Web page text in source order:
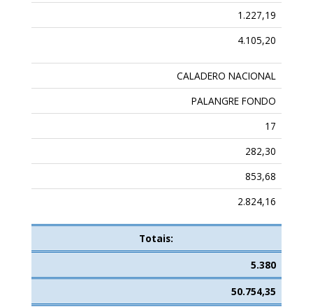
1.227,19
4.105,20
CALADERO NACIONAL
PALANGRE FONDO
17
282,30
853,68
2.824,16
Totais:
5.380
50.754,35